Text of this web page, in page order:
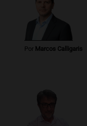
Por Marcos Calligaris